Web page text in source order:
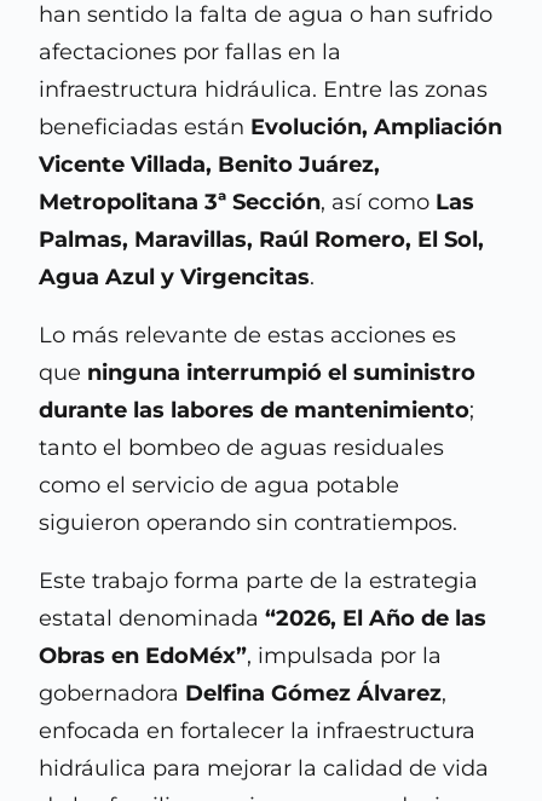
han sentido la falta de agua o han sufrido
afectaciones por fallas en la
infraestructura hidráulica. Entre las zonas
beneficiadas están Evolución, Ampliación
Vicente Villada, Benito Juárez,
Metropolitana 3ª Sección, así como Las
Palmas, Maravillas, Raúl Romero, El Sol,
Agua Azul y Virgencitas.
Lo más relevante de estas acciones es
que ninguna interrumpió el suministro
durante las labores de mantenimiento;
tanto el bombeo de aguas residuales
como el servicio de agua potable
siguieron operando sin contratiempos.
Este trabajo forma parte de la estrategia
estatal denominada“2026, El Año de las
Obras en EdoMéx”, impulsada por la
gobernadora Delfina Gómez Álvarez,
enfocada en fortalecer la infraestructura
hidráulica para mejorar la calidad de vida